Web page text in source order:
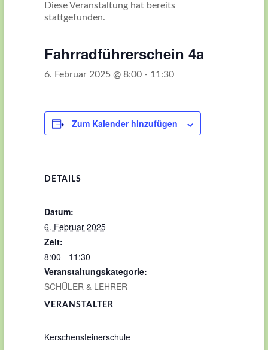
Grundschule
Kerschensteinerschule
Frankfurt
Diese Veranstaltung hat bereits
stattgefunden.
Fahrradführerschein 4a
6. Februar 2025 @ 8:00- 11:30
Zum Kalender hinzufügen
DETAILS
Datum:
6. Februar 2025
Zeit:
8:00 - 11:30
Veranstaltungskategorie:
SCHÜLER & LEHRER
VERANSTALTER
Kerschensteinerschule